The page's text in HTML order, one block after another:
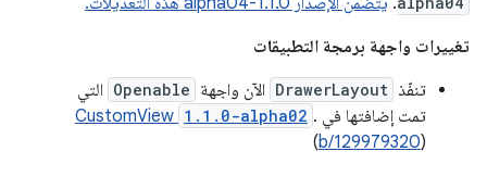
تغييرات واجهة برمجة التطبيقات
تنفّذ DrawerLayout الآن واجهة Openable التي
تمت إضافتها في
CustomView 1.1.0-alpha02 .
(b/129979320)